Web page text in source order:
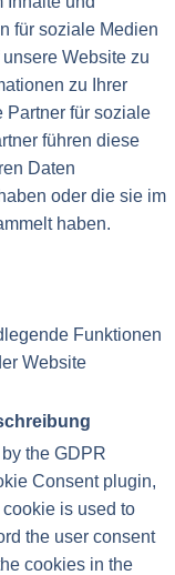
für soziale Medien
Website zu
zu Ihrer
Partner für soziale
führen diese
Daten
oder die sie im
haben.
Funktionen
Website
the GDPR
Consent plugin,
cookie is used to
the user consent
cookies in the